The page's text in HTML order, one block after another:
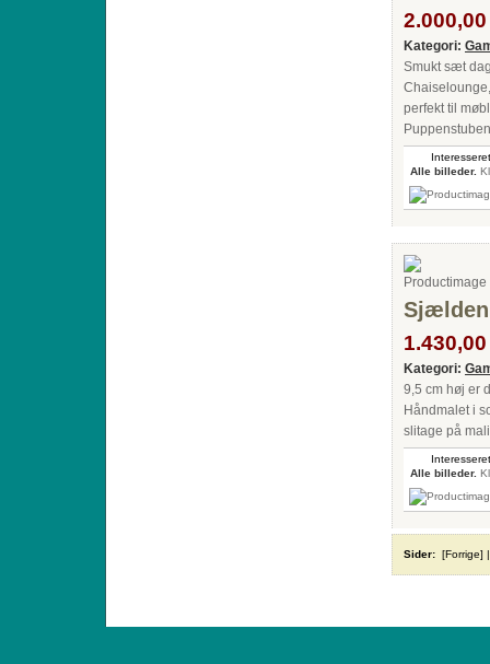
Kategori:
Smukt sæt
perfekt til
Alle billeder.
Sjælden
Kategori:
9,5 cm høj er
Håndmalet i
slitage på
Alle billeder.
Sider: [Forrige]